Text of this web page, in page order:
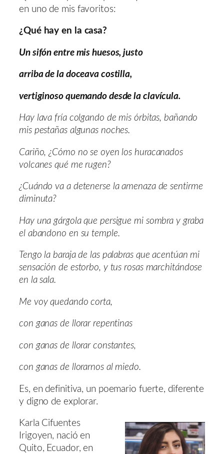
en uno de mis favoritos:
¿Qué hay en la casa?
Un sifón entre mis huesos, justo
arriba de la doceava costilla,
vertiginoso quemando desde la clavícula.
Hay lava fría colgando de mis órbitas, bañando
mis pestañas algunas noches.
Cariño, ¿Cómo no se oyen los huracanados
volcanes qué me rugen?
¿Cuándo va a detenerse la amenaza de sentirme
diminuta?
Hay una gárgola que persigue mi sombra y graba
el abandono en su temple.
Tengo la baraja de las palabras que acentúan mi
sensación de estorbo, y tus rosas marchitándose
en la sala.
Me voy quedando corta,
con ganas de llorar repentinas
con ganas de llorar constantes,
con ganas de llorarnos al miedo.
Es, en definitiva, un poemario fuerte, diferente
y digno de explorar.
Karla Cifuentes
Irigoyen, nació en
Quito, Ecuador, en